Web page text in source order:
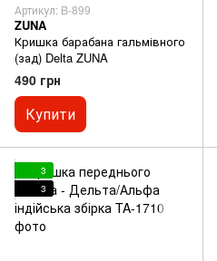
Артикул: B-899
ZUNA
Кришка барабана гальмівного
(зад) Delta ZUNA
490 грн
Купити
3
3